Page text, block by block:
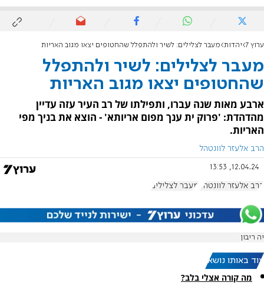
ערוץ 7 יהדות מעבר לצלילים: לשיר ולהתפלל שהחטופים יצאו מגוב האריות
מעבר לצלילים: לשיר ולהתפלל
שהחטופים יצאו מגוב האריות
ארבע מאות שנה עברו, ותפילתו של רב העיר עזה עדיין
מהדהדת: 'פרוק ית ענך מפום אריותא' - הוצא את בניך מפי
האריות.
הרב אלעזר לוונטהל
12.04.24, 13:53
הרב אלעזר לוונטהל מעבר לצלילים
יה ריבון
עוד באותו נושא:
מה קורה אצלי בלב?